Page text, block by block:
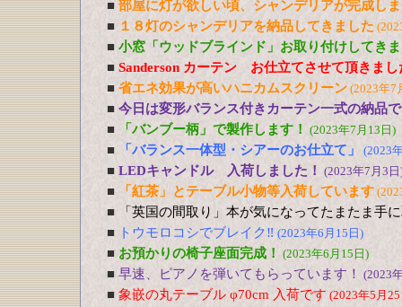
■ 部屋に灯が欲しい頃、シャンデリアが完成し
■ １８灯のシャンデリアを納品してきました
■ 小窓「ウッドブラインド」お取り付けしてき
■ Sanderson カーテン お仕立てさせて頂きまし
■ 省エネ効果が高いハニカムスクリーン (2023年7
■ 今日は変形バランス付きカーテン一式の納品
■
「バンブー柄」で製作します！ (2023年7月13日)
■ 「バランス一体型・シアーのお仕立て」 (2023
■ LEDキャンドル 入荷しました！ (2023年7月3日
■ 「紅茶」とテーブル小物等入荷しています
■
「英国の間取り」本が気になってたまたま手
■
トウモロコシでブレイク‼ (2023年6月15日)
■ お預かりの椅子座面完成！ (2023年6月15日)
■ 早速、ピアノを弾いてもらっています！ (2023
■ 象嵌の丸テーブル φ70cm 入荷です (2023年5月